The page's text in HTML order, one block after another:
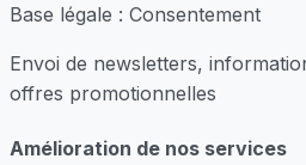
Base légale : Consentement
Envoi de newsletters,
offres promotionnelles
Amélioration de nos services